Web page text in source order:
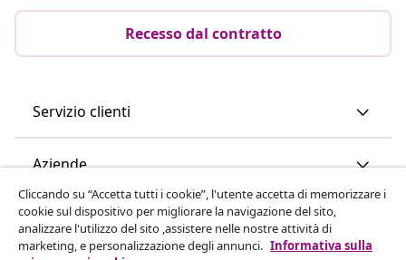
Recesso dal contratto
Servizio clienti
Aziende
vidaXL
Cliccando su “Accetta tutti i cookie”, l'utente accetta di memorizzare i
cookie sul dispositivo per migliorare la navigazione del sito,
analizzare l'utilizzo del sito ,assistere nelle nostre attività di
marketing, e personalizzazione degli annunci. Informativa sulla